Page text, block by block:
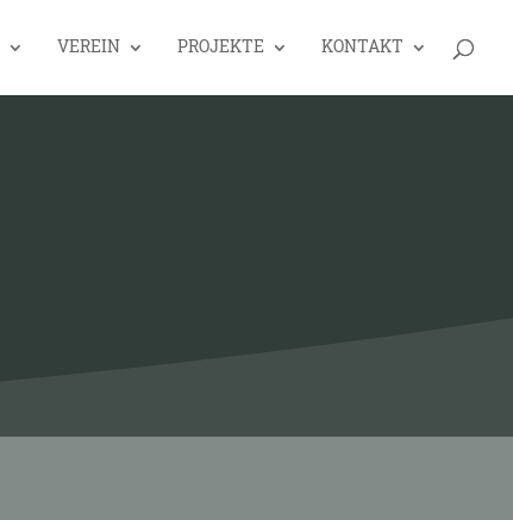
VEREIN PROJEKTE KONTAKT